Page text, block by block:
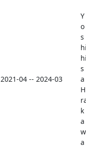
2021-04 -- 2024-03
Y
o
s
s
a
k
a
w
a